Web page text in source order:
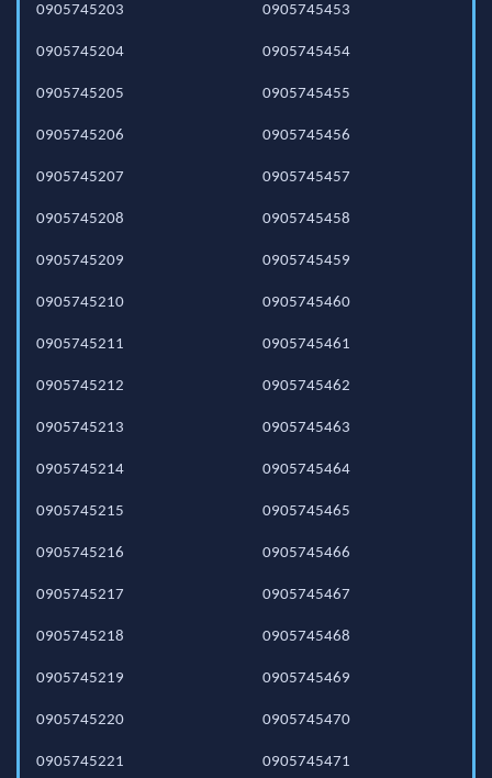
0905745203
0905745204
0905745205
0905745206
0905745207
0905745208
0905745209
0905745210
0905745211
0905745212
0905745213
0905745214
0905745215
0905745216
0905745217
0905745218
0905745219
0905745220
0905745221
0905745453
0905745454
0905745455
0905745456
0905745457
0905745458
0905745459
0905745460
0905745461
0905745462
0905745463
0905745464
0905745465
0905745466
0905745467
0905745468
0905745469
0905745470
0905745471